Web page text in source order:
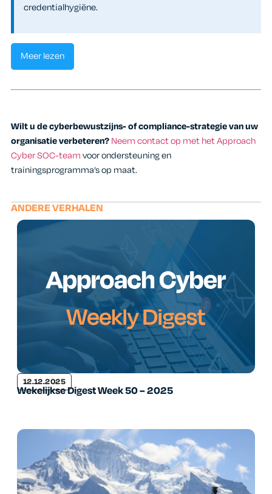
credentialhygiëne.
Meer lezen
Wilt u de cyberbewustzijns- of compliance-strategie van uw
organisatie verbeteren?Neem contact op met het Approach
Cyber SOC-teamvoor ondersteuning en
trainingsprogramma’s op maat.
ANDERE VERHALEN
12.12.2025
Wekelijkse Digest Week 50 – 2025